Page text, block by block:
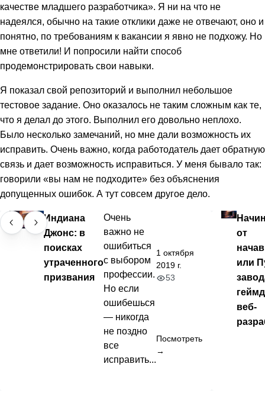
качестве младшего разработчика». Я ни на что не
надеялся, обычно на такие отклики даже не отвечают, оно и
понятно, по требованиям к вакансии я явно не подхожу. Но
мне ответили! И попросили найти способ
продемонстрировать свои навыки.
Я показал свой репозиторий и выполнил небольшое
тестовое задание. Оно оказалось не таким сложным как те,
что я делал до этого. Выполнил его довольно неплохо.
Было несколько замечаний, но мне дали возможность их
исправить. Очень важно, когда работодатель дает обратную
связь и дает возможность исправиться. У меня бывало так:
говорили «вы нам не подходите» без объяснения
допущенных ошибок. А тут совсем другое дело.
Индиана
Джонс: в
поисках
утраченного
призвания
Очень
важно не
ошибиться
с выбором
профессии.
Но если
ошибешься
— никогда
не поздно
все
исправить...
1 октября
2019 г.
53
Посмотреть
→
от
или
веб-